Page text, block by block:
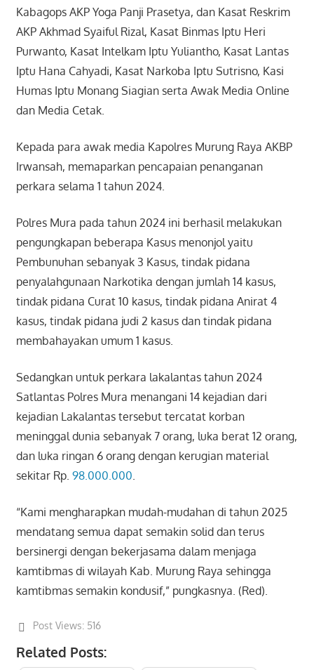
Kabagops AKP Yoga Panji Prasetya, dan Kasat Reskrim
AKP Akhmad Syaiful Rizal, Kasat Binmas Iptu Heri
Purwanto, Kasat Intelkam Iptu Yuliantho, Kasat Lantas
Iptu Hana Cahyadi, Kasat Narkoba Iptu Sutrisno, Kasi
Humas Iptu Monang Siagian serta Awak Media Online
dan Media Cetak.
Kepada para awak media Kapolres Murung Raya AKBP
Irwansah, memaparkan pencapaian penanganan
perkara selama 1 tahun 2024.
Polres Mura pada tahun 2024 ini berhasil melakukan
pengungkapan beberapa Kasus menonjol yaitu
Pembunuhan sebanyak 3 Kasus, tindak pidana
penyalahgunaan Narkotika dengan jumlah 14 kasus,
tindak pidana Curat 10 kasus, tindak pidana Anirat 4
kasus, tindak pidana judi 2 kasus dan tindak pidana
membahayakan umum 1 kasus.
Sedangkan untuk perkara lakalantas tahun 2024
Satlantas Polres Mura menangani 14 kejadian dari
kejadian Lakalantas tersebut tercatat korban
meninggal dunia sebanyak 7 orang, luka berat 12 orang,
dan luka ringan 6 orang dengan kerugian material
sekitar Rp. 98.000.000
“Kami mengharapkan mudah-mudahan di tahun 2025
mendatang semua dapat semakin solid dan terus
bersinergi dengan bekerjasama dalam menjaga
kamtibmas di wilayah Kab. Murung Raya sehingga
kamtibmas semakin kondusif,” pungkasnya. (Red).
Post Views: 516
Related Posts: